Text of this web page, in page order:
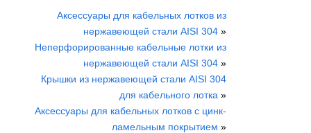
Аксессуары для кабельных лотков из
нержавеющей стали AISI 304»
Неперфорированные кабельные лотки из
нержавеющей стали AISI 304»
Крышки из нержавеющей стали AISI 304
для кабельного лотка »
Аксессуары для кабельных лотков с цинк-
ламельным покрытием »